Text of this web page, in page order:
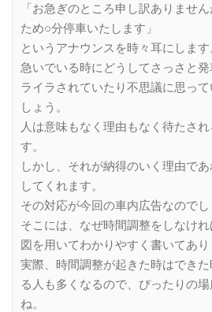
「お急ぎのところ申し訳ありませ
ため○分停車いたします」
というアナウンスを時々耳にします
急いでいる時にどうしてさっさと
ライラされていたり不思議に思っ
しょう。
人は意味もなく理由もなく待たさ
す。
しかし、それが納得のいく理由で
してくれます。
その対応が今回の車内広告なのでし
そこには、なぜ時間調整をしなけ
図を用いてわかりやすく書いてあり
実際、時間調整が起きた時はでき
る人も多くなるので、ぴったりの
ね。